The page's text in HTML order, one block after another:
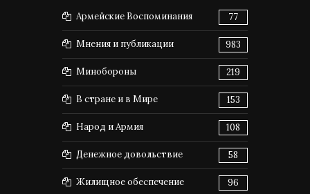
Армейские Воспоминания 77
Мнения и публикации 983
Минобороны 219
В стране и в Мире 153
Народ и Армия 108
Денежное довольствие 58
Жилищное обеспечение 96